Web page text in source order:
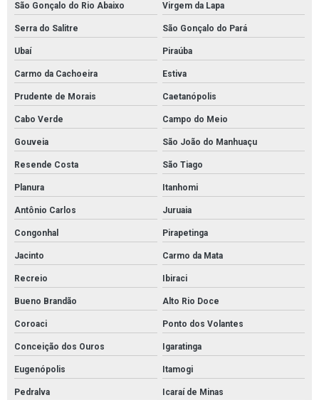
São Gonçalo do Rio Abaixo Virgem da Lapa
Serra do Salitre São Gonçalo do Pará
Ubaí Piraúba
Carmo da Cachoeira Estiva
Prudente de Morais Caetanópolis
Cabo Verde Campo do Meio
Gouveia São João do Manhuaçu
Resende Costa São Tiago
Planura Itanhomi
Antônio Carlos Juruaia
Congonhal Pirapetinga
Jacinto Carmo da Mata
Recreio Ibiraci
Bueno Brandão Alto Rio Doce
Coroaci Ponto dos Volantes
Conceição dos Ouros Igaratinga
Eugenópolis Itamogi
Pedralva Icaraí de Minas